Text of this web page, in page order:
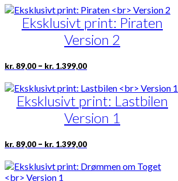
til
kr. 1.399,00
har
flere
varianter.
Mulighederne
vælges
varesiden
Eksklusivt print: Piraten
Version 2
kr. 89,00 – kr. 1.399,00Prisinterval:
kr. 1.399,00
Dette
har
flere
varianter.
Mulighederne
vælges
varesiden
Eksklusivt print: Lastbilen
Version 1
kr. 89,00 – kr. 1.399,00Prisinterval:
kr. 1.399,00
Dette
har